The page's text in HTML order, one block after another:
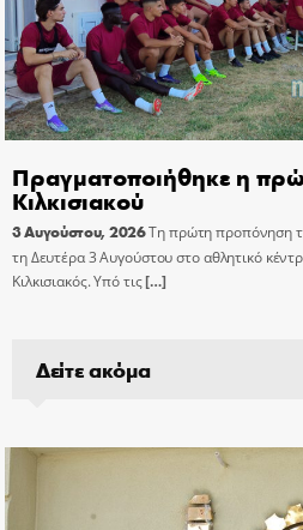
Πραγματοποιήθηκε η
Κιλκισιακού
3 Αυγούστου, 2026Τη πρώτη προπόνηση
τη Δευτέρα 3 Αυγούστου στο αθλητικό
Κιλκισιακός. Υπό τις[…]
Δείτε ακόμα